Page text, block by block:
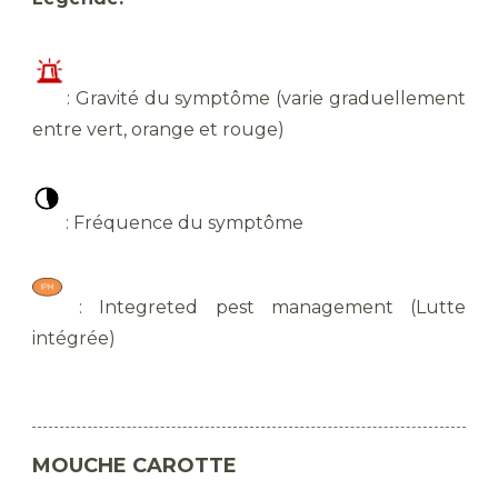
: Gravité du symptôme (varie graduellement
entre vert, orange et rouge)
: Fréquence du symptôme
: Integreted pest management (Lutte
intégrée)
MOUCHE CAROTTE